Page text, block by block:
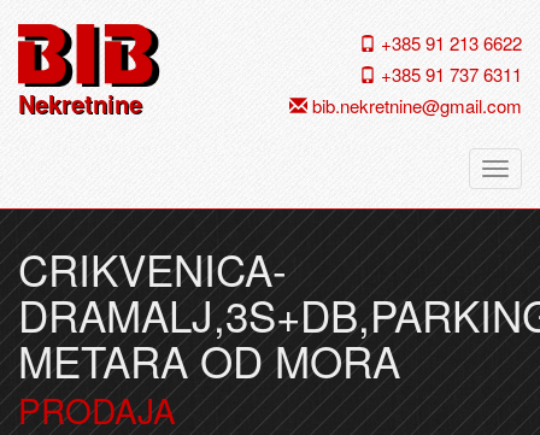
Nekretnine
+385 91 213 6622
+385 91 737 6311
bib.nekretnine@gmail.com
CRIKVENICA-
METARA OD MORA
PRODAJA